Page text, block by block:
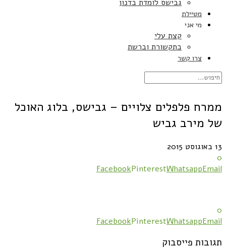
גבישס לומדת בדנון
מטיילת
מי אני
קצת עלי
בתקשורת וברשת
צרו קשר
ממרח פלפלים צלויים – גבישס, בלוג האוכל
של מירב גביש
13 באוגוסט 2015
0
FacebookPinterestWhatsappEmail
0
FacebookPinterestWhatsappEmail
תגובות פייסבוק